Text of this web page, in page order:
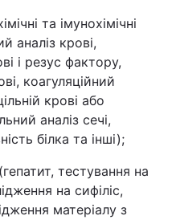
та імунохімічні
аналіз крові,
і резус фактору,
коагуляційний
крові або
аналіз сечі,
білка та інші);
тестування на
на сифіліс,
матеріалу з